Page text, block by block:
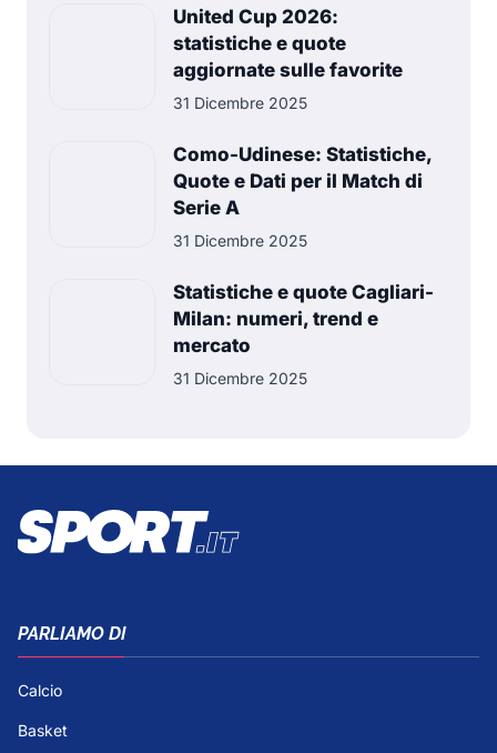
United Cup 2026:
statistiche e quote
aggiornate sulle favorite
31 Dicembre 2025
Como-Udinese: Statistiche,
Quote e Dati per il Match di
Serie A
31 Dicembre 2025
Statistiche e quote Cagliari-
Milan: numeri, trend e
mercato
31 Dicembre 2025
PARLIAMO DI
Calcio
Basket